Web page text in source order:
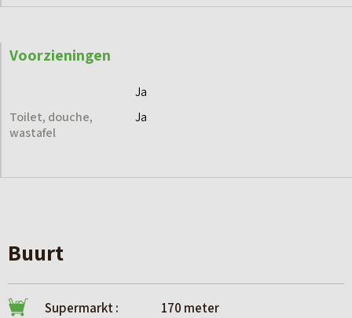
Voorzieningen
Ja
Toilet, douche,
wastafel
Ja
Buurt
Supermarkt : 170 meter